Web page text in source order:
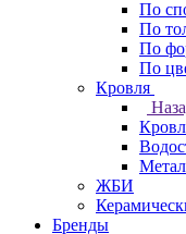
По
По
По
По
Кровля
ЖБИ
Бренды